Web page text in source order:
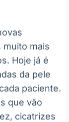
mais
Hoje já é
da pele
paciente.
que vão
cicatrizes